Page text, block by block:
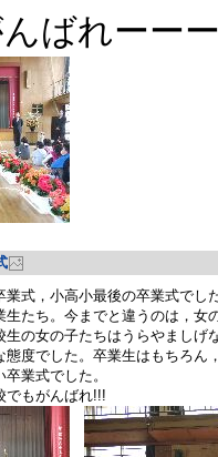
ばれーー
業式，小高小最後の卒業式でし
生たち。今までと違うのは，女
の女の子たちはうらやましげ
態度でした。卒業生はもちろん
業式でした。
でもがんばれ!!!